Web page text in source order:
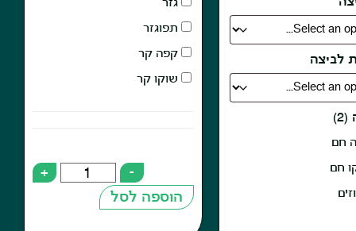
לביצה
חם
חם
גזר
תפוגזר
קפה קר
שוקו קר
-
+
הוספה לסל